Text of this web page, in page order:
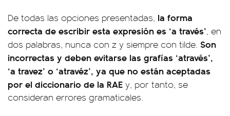
De todas las opciones presentadas, la forma
correcta de escribir esta expresión es ‘a través’, en
dos palabras, nunca con z y siempre con tilde. Son
incorrectas y deben evitarse las grafías ‘através’,
‘a travez’ o ‘atravéz’, ya que no están aceptadas
por el diccionario de la RAE y, por tanto, se
consideran errores gramaticales.